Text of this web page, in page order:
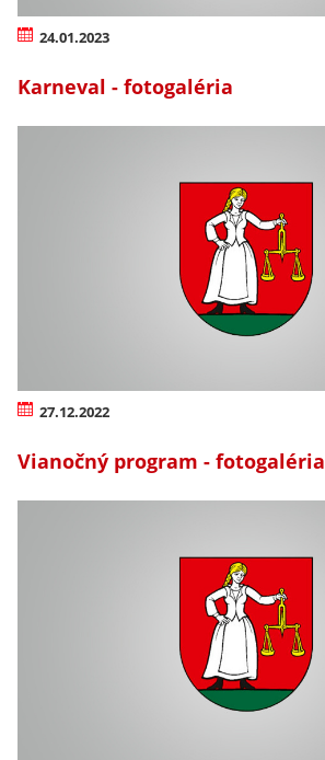
24.01.2023
Karneval - fotogaléria
27.12.2022
Vianočný program - fotogaléria